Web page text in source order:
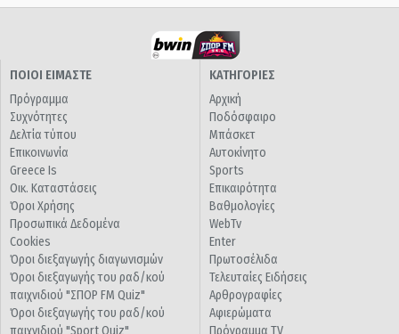
ΠΟΙΟΙ ΕΙΜΑΣΤΕ
Πρόγραμμα
Συχνότητες
Δελτία τύπου
Επικοινωνία
Greece Is
Οικ. Καταστάσεις
Όροι Χρήσης
Προσωπικά Δεδομένα
Cookies
Όροι διεξαγωγής διαγωνισμών
Όροι διεξαγωγής του ραδ/κού
παιχνιδιού "ΣΠΟΡ FM Quiz"
Όροι διεξαγωγής του ραδ/κού
παιχνιδιού "Sport Quiz"
ΚΑΤΗΓΟΡΙΕΣ
Αρχική
Ποδόσφαιρο
Μπάσκετ
Αυτοκίνητο
Sports
Επικαιρότητα
Βαθμολογίες
WebTv
Enter
Πρωτοσέλιδα
Τελευταίες Ειδήσεις
Αρθρογραφίες
Αφιερώματα
Πρόγραμμα TV